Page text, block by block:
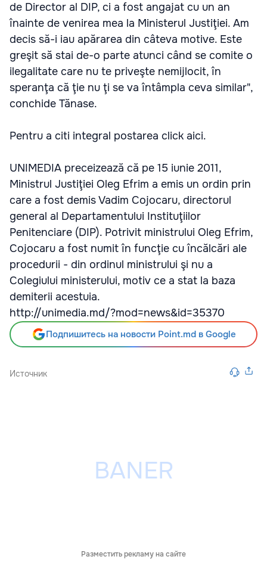
de Director al DIP, ci a fost angajat cu un an
înainte de venirea mea la Ministerul Justiţiei. Am
decis să-i iau apărarea din câteva motive. Este
greşit să stai de-o parte atunci când se comite o
ilegalitate care nu te priveşte nemijlocit, în
speranţa că ţie nu ţi se va întâmpla ceva similar",
conchide Tănase.
Pentru a citi integral postarea click aici.
UNIMEDIA preceizează că pe 15 iunie 2011,
Ministrul Justiţiei Oleg Efrim a emis un ordin prin
care a fost demis Vadim Cojocaru, directorul
general al Departamentului Instituţiilor
Penitenciare (DIP). Potrivit ministrului Oleg Efrim,
Cojocaru a fost numit în funcţie cu încălcări ale
procedurii - din ordinul ministrului şi nu a
Colegiului ministerului, motiv ce a stat la baza
demiterii acestuia.
http://unimedia.md/?mod=news&id=35370
Подпишитесь на новости Point.md в Google
Источник
Разместить рекламу на сайте